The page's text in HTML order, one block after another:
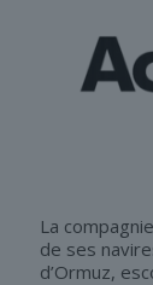
La
de ses
d’Ormuz,